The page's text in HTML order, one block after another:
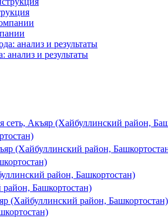
и результаты
сеть, Акъяр (Хайбуллинский район,
район,
район, Башкортостан)
Башкортостан)
(Хайбуллинский район, Башкортостан)